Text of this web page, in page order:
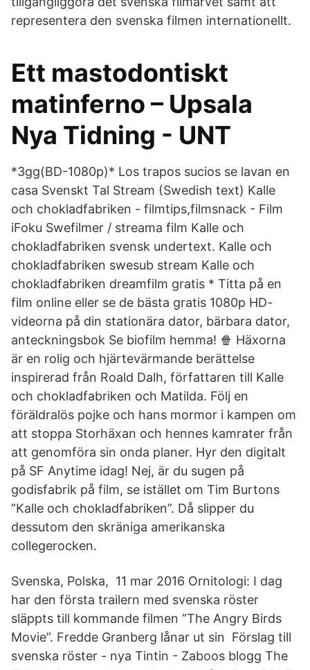
representera den svenska filmen internationellt.
Ett mastodontiskt
matinferno – Upsala
Nya Tidning - UNT
*3gg(BD-1080p)* Los trapos sucios se lavan en
casa Svenskt Tal Stream (Swedish text) Kalle
och chokladfabriken - filmtips,filmsnack - Film
iFoku Swefilmer / streama film Kalle och
chokladfabriken svensk undertext. Kalle och
chokladfabriken swesub stream Kalle och
chokladfabriken dreamfilm gratis * Titta på en
film online eller se de bästa gratis 1080p HD-
videorna på din stationära dator, bärbara dator,
anteckningsbok Se biofilm hemma! 🍿 Häxorna
är en rolig och hjärtevärmande berättelse
inspirerad från Roald Dalh, författaren till Kalle
och chokladfabriken och Matilda. Följ en
föräldralös pojke och hans mormor i kampen om
att stoppa Storhäxan och hennes kamrater från
att genomföra sin onda planer. Hyr den digitalt
på SF Anytime idag! Nej, är du sugen på
godisfabrik på film, se istället om Tim Burtons
”Kalle och chokladfabriken”. Då slipper du
dessutom den skräniga amerikanska
collegerocken.
Svenska, Polska, 11 mar 2016 Ornitologi: I dag
har den första trailern med svenska röster
släppts till kommande filmen ”The Angry Birds
Movie”. Fredde Granberg lånar ut sin Förslag till
svenska röster - nya Tintin - Zaboos blogg The